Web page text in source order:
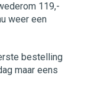
119,-
weer een
bestelling
maar eens